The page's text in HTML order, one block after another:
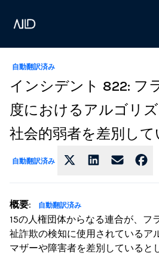
自動翻訳済み
インシデント 822: フ
度におけるアルゴリズ
社会的弱者を差別し
自動翻訳済み
概要: 自動翻訳済み
15の人権団体からなる連合が、フ
祉詐欺の検知に使用されているア
マザーや障害者を差別していると